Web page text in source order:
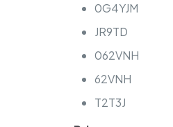
0G4YJM
JR9TD
062VNH
62VNH
T2T3J